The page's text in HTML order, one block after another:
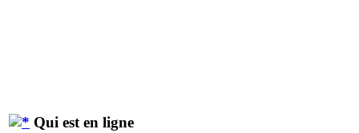
Qui est en ligne